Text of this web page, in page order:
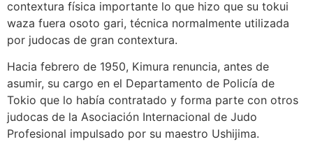
contextura física importante lo que hizo que su tokui
waza fuera osoto gari, técnica normalmente utilizada
por judocas de gran contextura.
Hacia febrero de 1950, Kimura renuncia, antes de
asumir, su cargo en el Departamento de Policía de
Tokio que lo había contratado y forma parte con otros
judocas de la Asociación Internacional de Judo
Profesional impulsado por su maestro Ushijima.